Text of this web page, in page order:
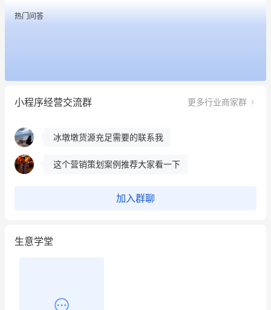
热门问答
小程序经营交流群 更多行业商家群
餐饮也得靠私域和服务提高竞争力
昨晚的直播课程太好啦❤️
冰墩墩货源充足需要的联系我
这个营销策划案例推荐大家看一下
加入群聊
生意学堂